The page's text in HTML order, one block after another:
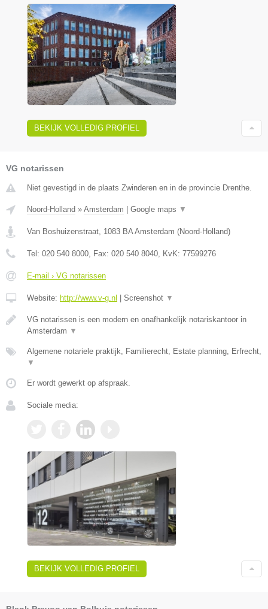
BEKIJK VOLLEDIG PROFIEL
VG notarissen
Niet gevestigd in de plaats Zwinderen en in de provincie Drenthe.
Noord-Holland » Amsterdam Google maps ▼
Van Boshuizenstraat, 1083 BA Amsterdam (Noord-Holland)
Tel: 020 540 8000, Fax: 020 540 8040, KvK: 77599276
E-mail › VG notarissen
Website: http://www.v-g.nl Screenshot ▼
VG notarissen is een modern en onafhankelijk notariskantoor in
Amsterdam ▼
Algemene notariele praktijk, Familierecht, Estate planning, Erfrecht,
▼
Er wordt gewerkt op afspraak.
Sociale media:
BEKIJK VOLLEDIG PROFIEL